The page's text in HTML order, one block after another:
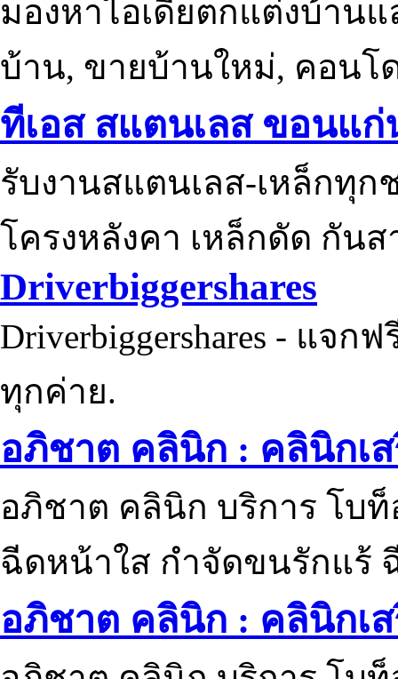
มองหาไอเดียตกแต่งบ้าน
บ้าน, ขายบ้านใหม่, คอนโ
ทีเอส สแตนเลส ขอนแก่
รับงานสแตนเลส-เหล็กทุ
โครงหลังคา เหล็กดัด กัน
Driverbiggershares
Driverbiggershares - แจก
ทุกค่าย.
อภิชาต คลินิก : คลินิกเ
อภิชาต คลินิก บริการ โบ
ฉีดหน้าใส กำจัดขนรักแร้
อภิชาต คลินิก : คลินิกเ